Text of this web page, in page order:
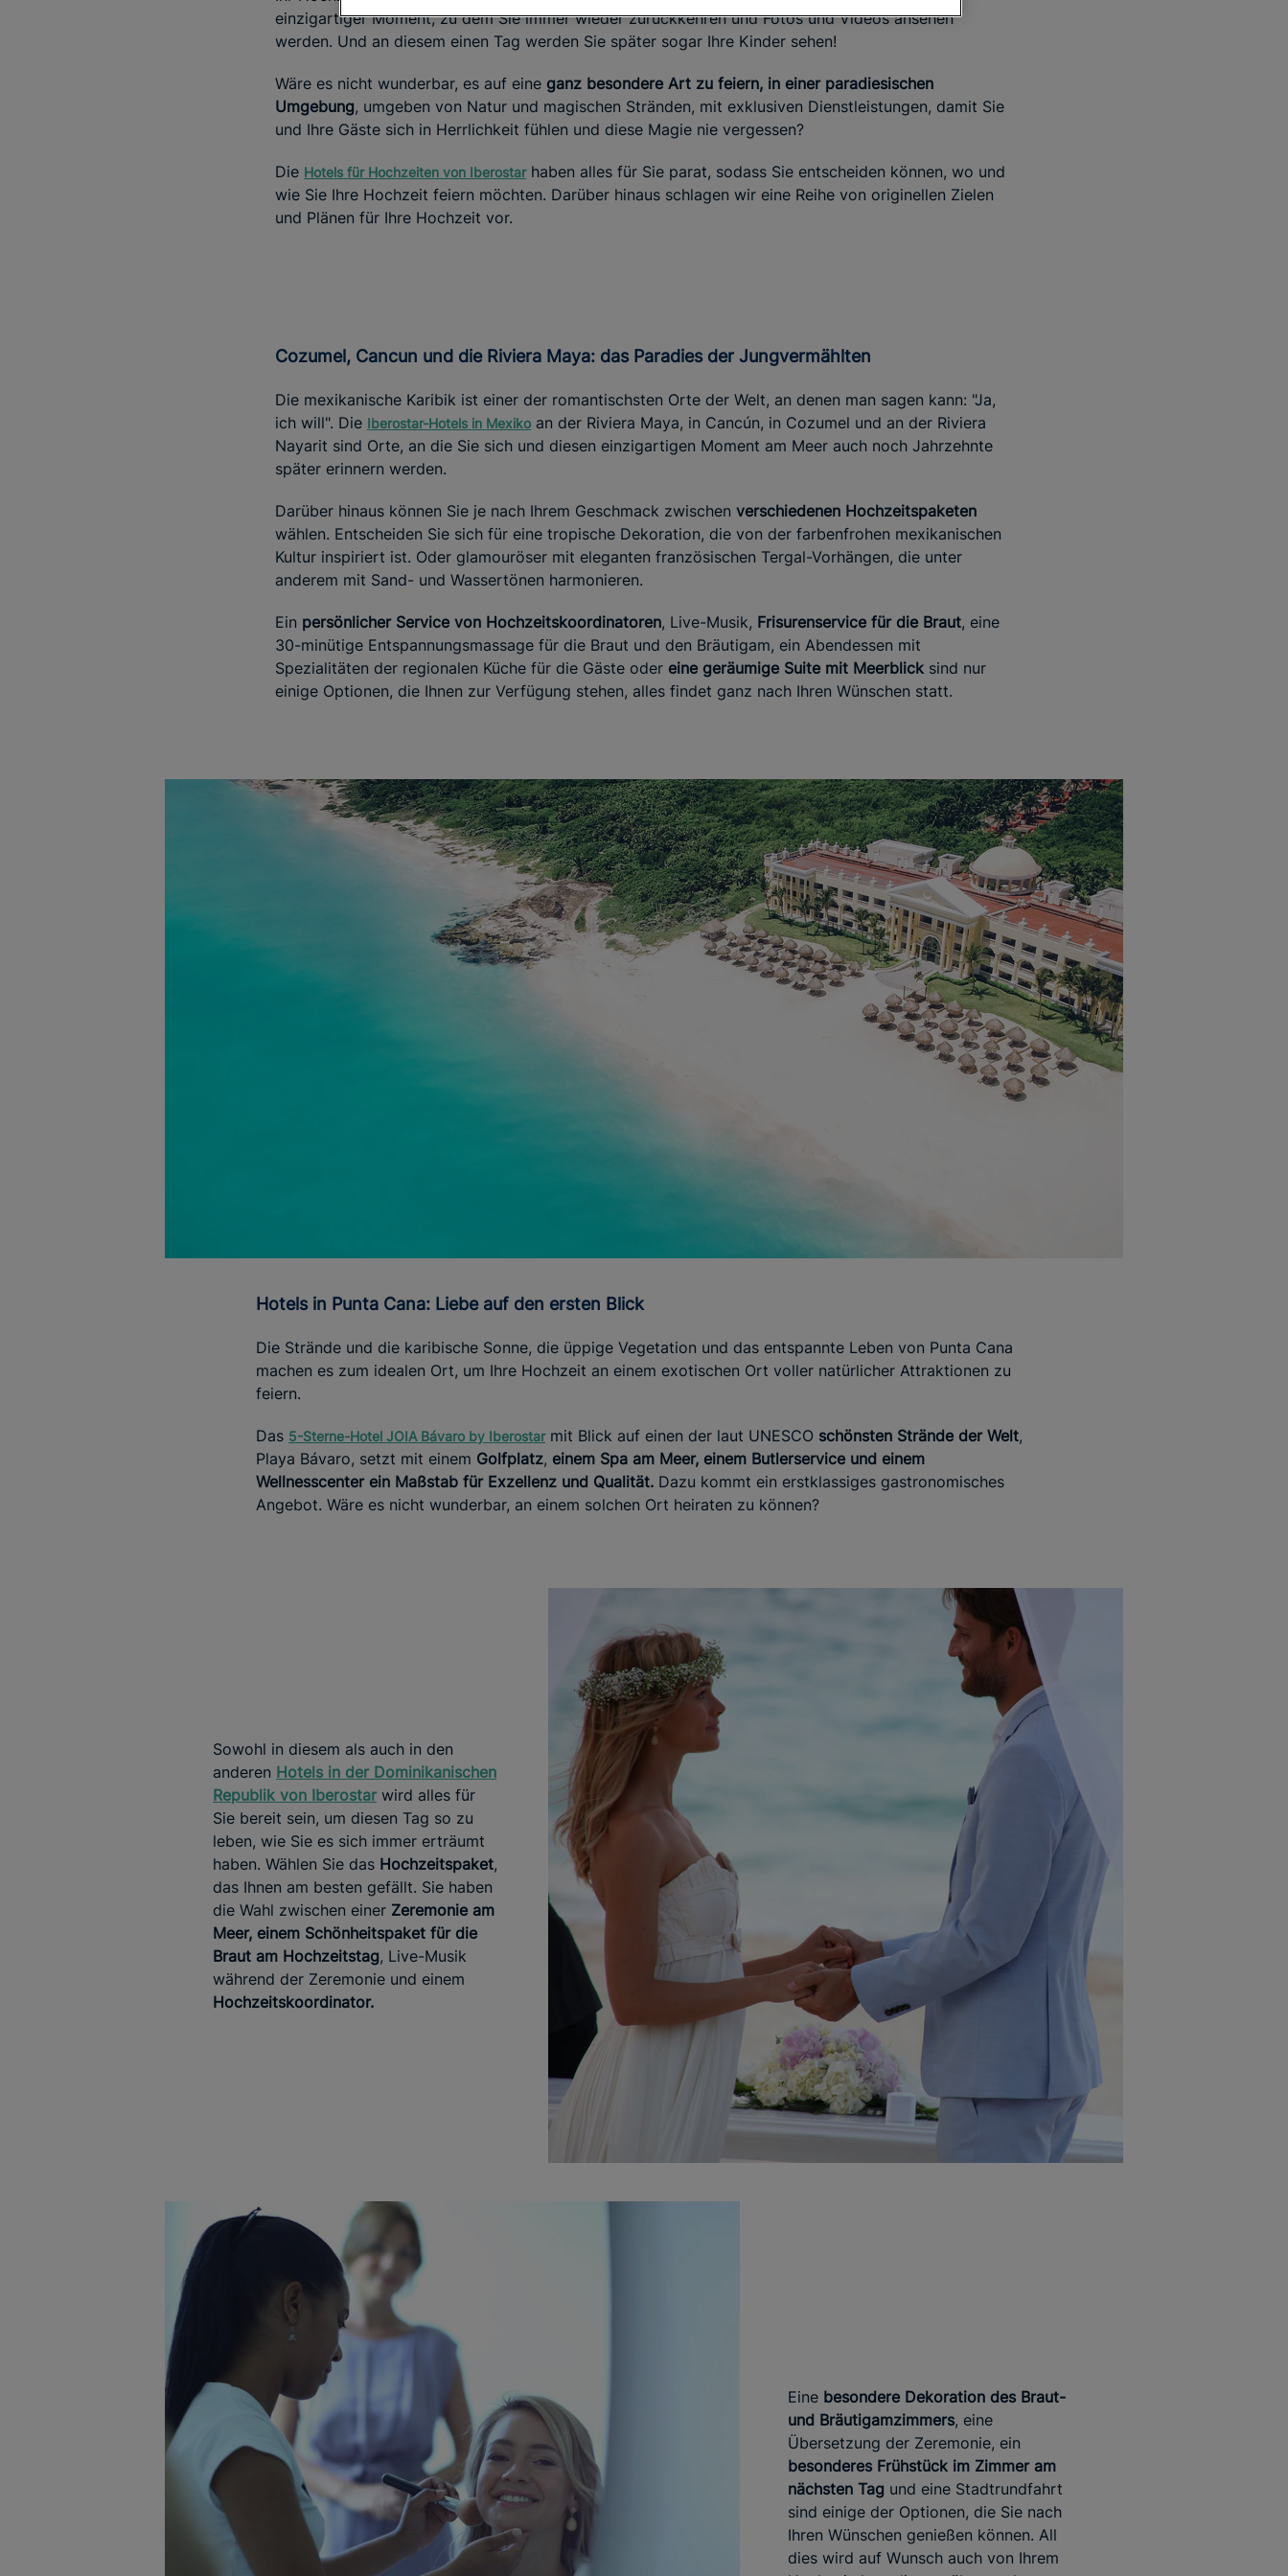
einzigartiger Moment, zu dem Sie immer wieder zurückkehren und Fotos und Videos ansehen
werden. Und an diesem einen Tag werden Sie später sogar Ihre Kinder sehen!
Wäre es nicht wunderbar, es auf eine ganz besondere Art zu feiern, in einer paradiesischen
Umgebung, umgeben von Natur und magischen Stränden, mit exklusiven Dienstleistungen, damit Sie
und Ihre Gäste sich in Herrlichkeit fühlen und diese Magie nie vergessen?
Die Hotels für Hochzeiten von Iberostarhaben alles für Sie parat, sodass Sie entscheiden können, wo und
wie Sie Ihre Hochzeit feiern möchten. Darüber hinaus schlagen wir eine Reihe von originellen Zielen
und Plänen für Ihre Hochzeit vor.
Cozumel, Cancun und die Riviera Maya: das Paradies der Jungvermählten
Die mexikanische Karibik ist einer der romantischsten Orte der Welt, an denen man sagen kann: "Ja,
ich will". Die Iberostar-Hotels in Mexiko an der Riviera Maya, in Cancún, in Cozumel und an der Riviera
Nayarit sind Orte, an die Sie sich und diesen einzigartigen Moment am Meer auch noch Jahrzehnte
später erinnern werden.
Darüber hinaus können Sie je nach Ihrem Geschmack zwischen verschiedenen Hochzeitspaketen
wählen. Entscheiden Sie sich für eine tropische Dekoration, die von der farbenfrohen mexikanischen
Kultur inspiriert ist. Oder glamouröser mit eleganten französischen Tergal-Vorhängen, die unter
anderem mit Sand- und Wassertönen harmonieren.
Ein persönlicher Service von Hochzeitskoordinatoren, Live-Musik, Frisurenservice für die Braut, eine
30-minütige Entspannungsmassage für die Braut und den Bräutigam, ein Abendessen mit
Spezialitäten der regionalen Küche für die Gäste oder eine geräumige Suite mit Meerblick sind nur
einige Optionen, die Ihnen zur Verfügung stehen, alles findet ganz nach Ihren Wünschen statt.
Hotels in Punta Cana: Liebe auf den ersten Blick
Die Strände und die karibische Sonne, die üppige Vegetation und das entspannte Leben von Punta Cana
machen es zum idealen Ort, um Ihre Hochzeit an einem exotischen Ort voller natürlicher Attraktionen zu
feiern.
Das 5-Sterne-Hotel JOIA Bávaro by Iberostarmit Blick auf einen der laut UNESCO schönsten Strände der Welt,
Playa Bávaro, setzt mit einem Golfplatz, einem Spa am Meer, einem Butlerservice und einem
Wellnesscenter ein Maßstab für Exzellenz und Qualität. Dazu kommt ein erstklassiges gastronomisches
Angebot. Wäre es nicht wunderbar, an einem solchen Ort heiraten zu können?
Sowohl in diesem als auch in den
anderen Hotels in der Dominikanischen
Republik von Iberostarwird alles für
Sie bereit sein, um diesen Tag so zu
leben, wie Sie es sich immer erträumt
haben. Wählen Sie das Hochzeitspaket,
das Ihnen am besten gefällt. Sie haben
die Wahl zwischen einer Zeremonie am
Meer, einem Schönheitspaket für die
Braut am Hochzeitstag, Live-Musik
während der Zeremonie und einem
Hochzeitskoordinator.
Eine besondere Dekoration des Braut-
und Bräutigamzimmers, eine
Übersetzung der Zeremonie, ein
besonderes Frühstück im Zimmer am
nächsten Tag und eine Stadtrundfahrt
sind einige der Optionen, die Sie nach
Ihren Wünschen genießen können. All
dies wird auf Wunsch auch von Ihrem